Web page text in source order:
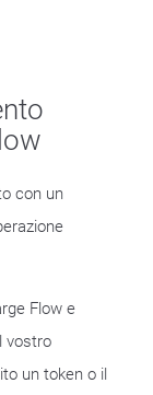
con un
Flow e
vostro
un token o il